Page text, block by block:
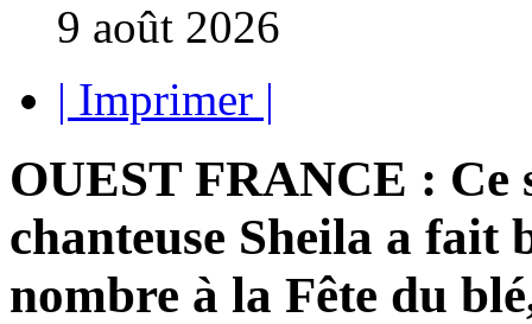
9 août 2026
| Imprimer |
OUEST FRANCE : Ce
chanteuse Sheila a fait
nombre à la Fête du